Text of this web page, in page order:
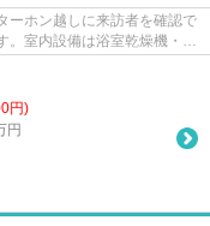
ーホン越しに来訪者を確認で
。室内設備は浴室乾燥機・洗
円)
円